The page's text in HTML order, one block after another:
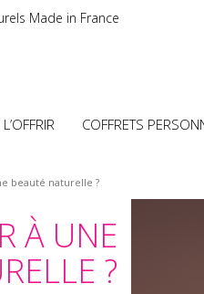
Made in France
L’OFFRIR COFFRETS
beauté naturelle ?
À UNE
?